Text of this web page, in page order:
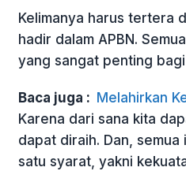
Kelimanya harus tertera
hadir dalam APBN.
yang sangat penting
Baca juga : Melahirkan
Karena dari sana kita
dapat diraih. Dan,
satu syarat, yakni